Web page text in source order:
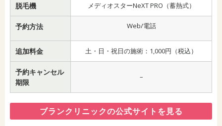
脱毛機 メディオスターNeXT PRO（蓄熱式）
予約方法 Web/電話
追加料金 土・日・祝日の施術：1,000円（税込）
予約キャンセル
期限
–
ブランクリニックの公式サイトを見る